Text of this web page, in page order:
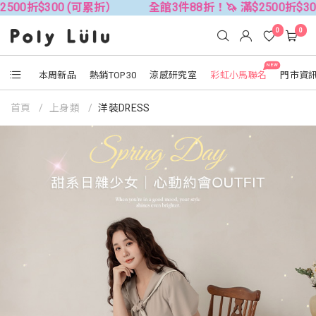
折$300 (可累折） 全館3件88折！🦄 滿$2500折$300
本周新品 熱銷TOP30 涼感研究室
NEW
彩虹小馬聯名 門市資
0 0
首頁 上身類 洋裝DRESS